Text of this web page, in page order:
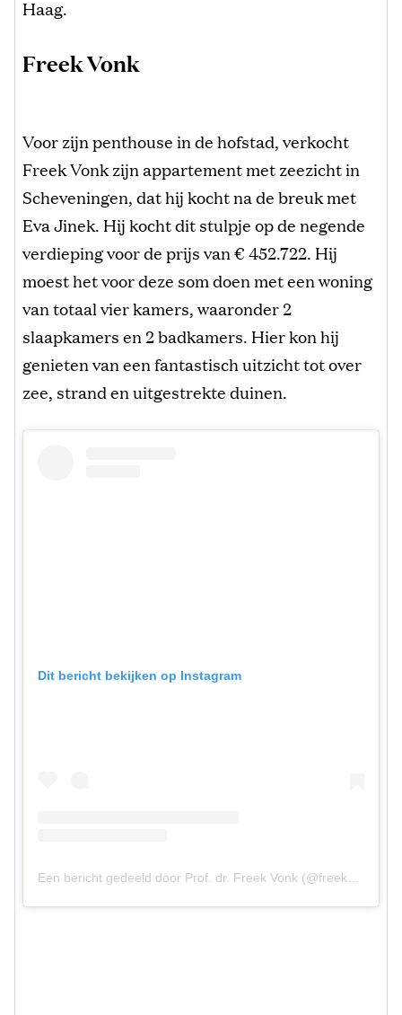
Haag.
Freek Vonk
Voor zijn penthouse in de hofstad, verkocht
Freek Vonk zijn appartement met zeezicht in
Scheveningen, dat hij kocht na de breuk met
Eva Jinek. Hij kocht dit stulpje op de negende
verdieping voor de prijs van € 452.722. Hij
moest het voor deze som doen met een woning
van totaal vier kamers, waaronder 2
slaapkamers en 2 badkamers. Hier kon hij
genieten van een fantastisch uitzicht tot over
zee, strand en uitgestrekte duinen.
Dit bericht bekijken op Instagram
Een bericht gedeeld door Prof. dr. Freek Vonk (@freekvonk)